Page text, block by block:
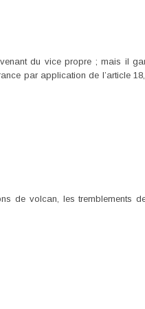
du vice propre ; mais il
par application de l’article
de volcan, les tremblements